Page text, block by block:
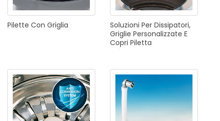
Pilette Con Griglia Soluzioni Per Dissipatori,
Griglie Personalizzate E
Copri Piletta